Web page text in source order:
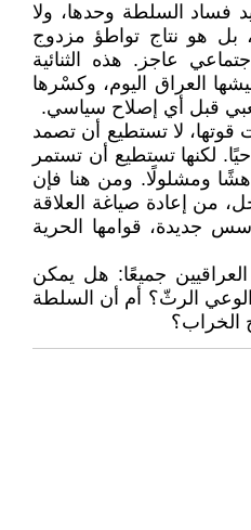
فساد السلطة وحدها، ولا
بل هو نتاج تواطؤ مزدوج
عاجز. هذه الثنائية
العراق اليوم، وكسْرها
قبل أي إصلاح سياسي.
قوتها، لا تستطيع أن تصمد
لكنها تستطيع أن تستمر
ومشلولًا. ومن هنا فإن
من إعادة صياغة العلاقة
جديدة، قوامها الحرية
جميعًا: هل يمكن
الرثّ؟ أم أن السلطة
الخراب؟